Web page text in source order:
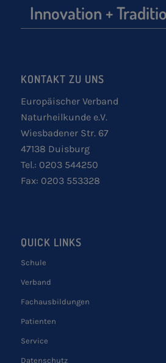
Innovation +
KONTAKT ZU UNS
Europäischer Verband
Naturheilkunde e.V.
Wiesbadener Str. 67
47138 Duisburg
Tel.: 0203 544250
Fax: 0203 553328
QUICK LINKS
Schule
Verband
Fachausbildungen
Patienten
Service
Datenschutz